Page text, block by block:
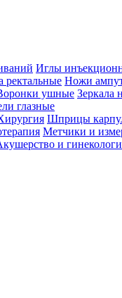
Иглы
ректальные Ножи
ушные Зеркала
глазные
Шприцы
Метчики и
и